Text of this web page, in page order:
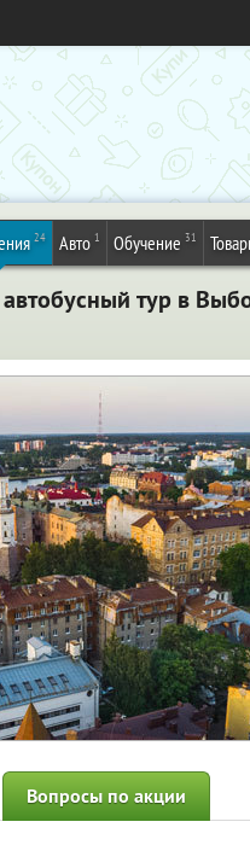
24 Авто 1 Обучение 31
тур в
Вопросы по акции